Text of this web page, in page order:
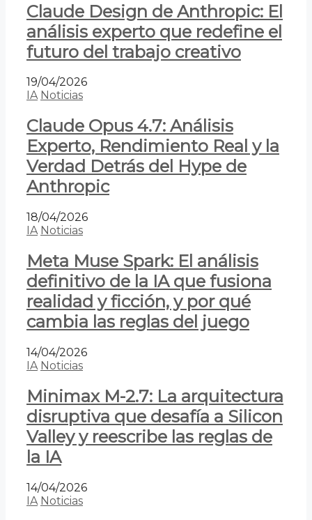
Claude Design de Anthropic: El
análisis experto que redefine el
futuro del trabajo creativo
19/04/2026
IA Noticias
Claude Opus 4.7: Análisis
Experto, Rendimiento Real y la
Verdad Detrás del Hype de
Anthropic
18/04/2026
IA Noticias
Meta Muse Spark: El análisis
definitivo de la IA que fusiona
realidad y ficción, y por qué
cambia las reglas del juego
14/04/2026
IA Noticias
Minimax M-2.7: La arquitectura
disruptiva que desafía a Silicon
Valley y reescribe las reglas de
la IA
14/04/2026
IA Noticias